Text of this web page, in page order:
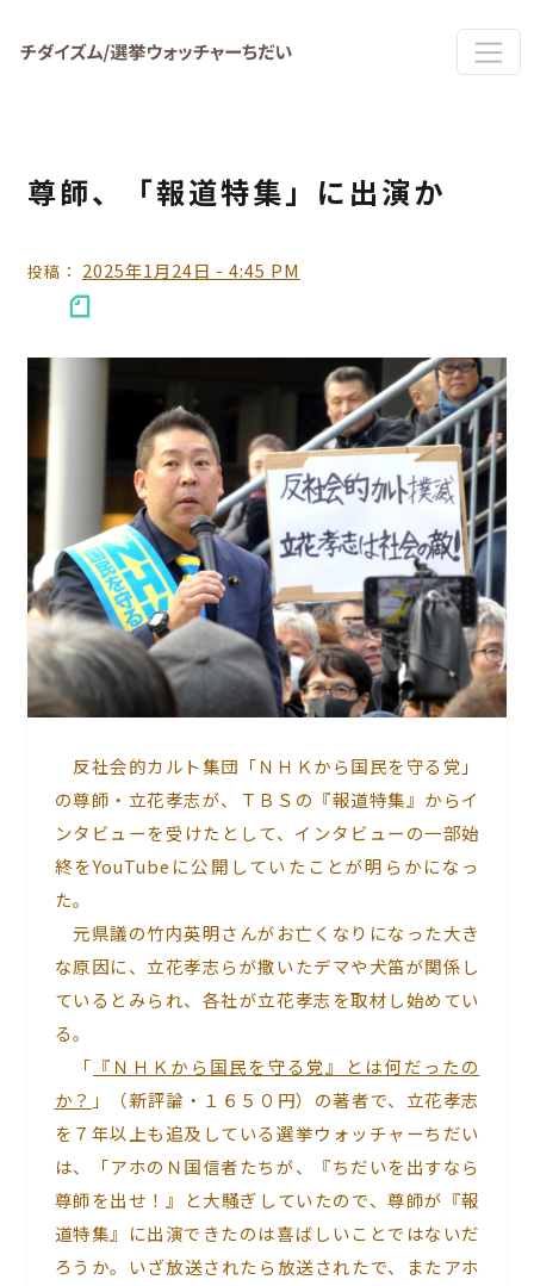
尊師、「報道特集」に出演か
投稿： 2025年1月24日 - 4:45 PM
反社会的カルト集団「ＮＨＫから国民を守る党」
の尊師・立花孝志が、ＴＢＳの『報道特集』からイ
ンタビューを受けたとして、インタビューの一部始
終をYouTubeに公開していたことが明らかになっ
た。
元県議の竹内英明さんがお亡くなりになった大き
な原因に、立花孝志らが撒いたデマや犬笛が関係し
ているとみられ、各社が立花孝志を取材し始めてい
る。
「 『ＮＨＫから国民を守る党』とは何だったの
か？ 」（新評論・１６５０円）の著者で、立花孝志
を７年以上も追及している選挙ウォッチャーちだい
は、「アホのＮ国信者たちが、『ちだいを出すなら
尊師を出せ！』と大騒ぎしていたので、尊師が『報
道特集』に出演できたのは喜ばしいことではないだ
ろうか。いざ放送されたら放送されたで、またアホ